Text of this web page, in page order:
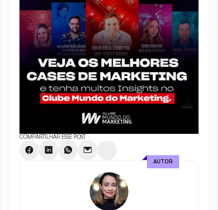
COMPARTILHAR ESSE POST
AUTOR